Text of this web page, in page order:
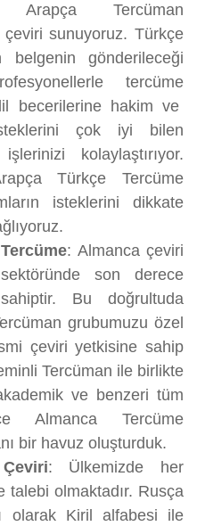
Arapça Tercüman
sunuyoruz. Türkçe
gönderileceği
tercüme
becerilerine hakim ve
çok iyi bilen
kolaylaştırıyor.
Türkçe Tercüme
isteklerini dikkate
: Almanca çeviri
son derece
Bu doğrultuda
grubumuzu özel
çeviri yetkisine sahip
Tercüman ile birlikte
ve benzeri tüm
Almanca Tercüme
bir havuz oluşturduk.
: Ülkemizde her
talebi olmaktadır. Rusça
olarak Kiril alfabesi ile